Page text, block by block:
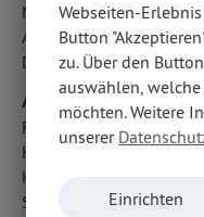
Notbremsassistent
Diebstahlwarnanlage
Airbags
Fahrer- /Beifahrerairbag
Knieairbag Fahrer
Kopfairbag vorn
Seitenairbag vorn
Webseiten-
Button
zu. Über den
auswählen, welche
möchten. Weitere
unserer
Einrichten